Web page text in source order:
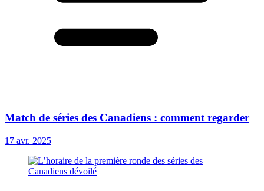
Match de séries des Canadiens : comment regarder
17 avr. 2025